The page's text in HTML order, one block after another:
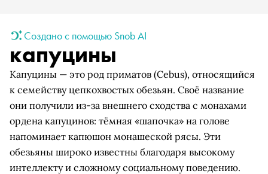
Создано с помощью Snob AI
капуцины
Капуцины — это род приматов (Cebus), относящийся
к семейству цепкохвостых обезьян. Своё название
они получили из-за внешнего сходства с монахами
ордена капуцинов: тёмная «шапочка» на голове
напоминает капюшон монашеской рясы. Эти
обезьяны широко известны благодаря высокому
интеллекту и сложному социальному поведению.